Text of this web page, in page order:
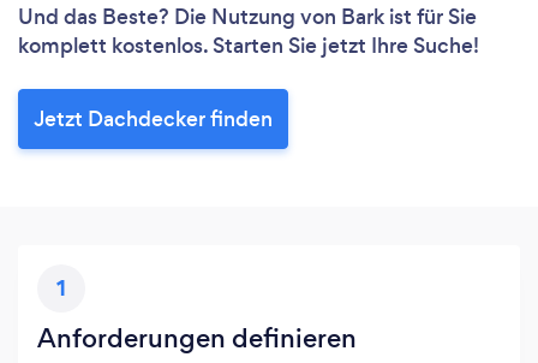
Und das Beste? Die Nutzung von Bark ist für Sie
komplett kostenlos. Starten Sie jetzt Ihre Suche!
Jetzt Dachdecker finden
1
Anforderungen definieren